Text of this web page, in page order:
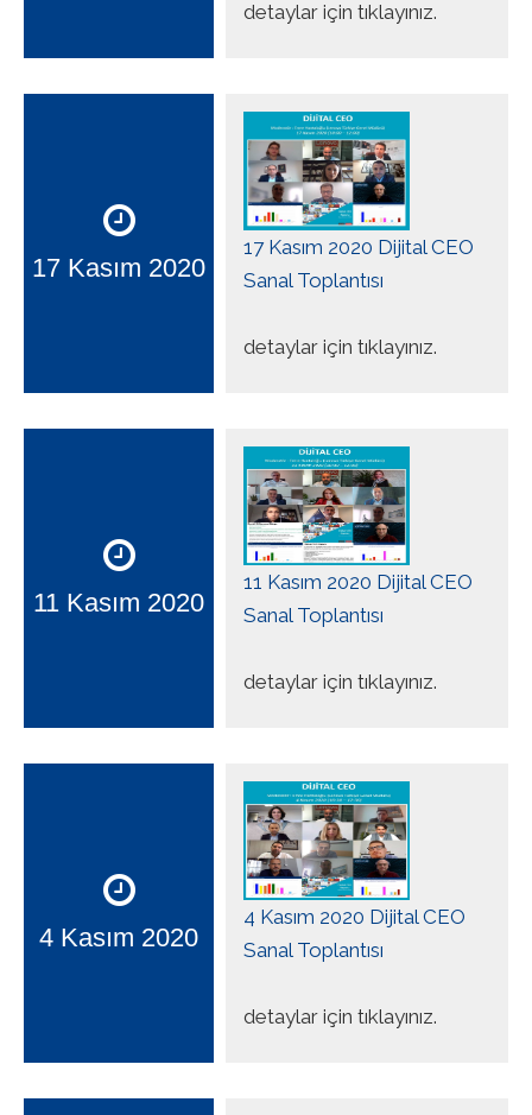
detaylar için tıklayınız.
17 Kasım 2020
17 Kasım 2020 Dijital CEO
Sanal Toplantısı
detaylar için tıklayınız.
11 Kasım 2020
11 Kasım 2020 Dijital CEO
Sanal Toplantısı
detaylar için tıklayınız.
4 Kasım 2020
4 Kasım 2020 Dijital CEO
Sanal Toplantısı
detaylar için tıklayınız.